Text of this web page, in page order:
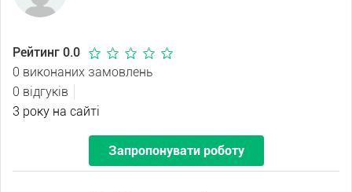
Рейтинг 0.0
0 виконаних замовлень
0 відгуків
3 року на сайті
Запропонувати роботу